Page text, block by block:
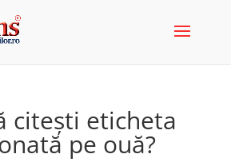
citești eticheta
pe ouă?